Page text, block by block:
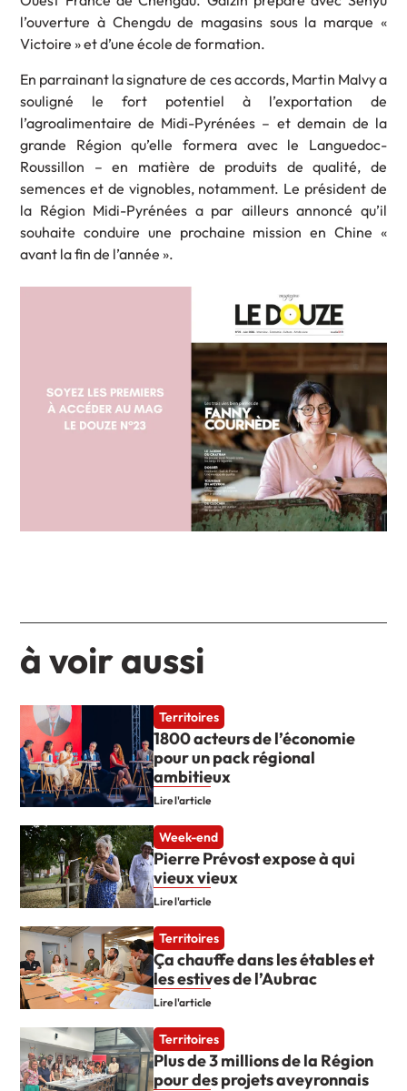
l’ouverture à Chengdu de magasins sous la marque «
Victoire » et d’une école de formation.
En parrainant la signature de ces accords, Martin Malvy a
souligné le fort potentiel à l’exportation de
l’agroalimentaire de Midi-Pyrénées – et demain de la
grande Région qu’elle formera avec le Languedoc-
Roussillon – en matière de produits de qualité, de
semences et de vignobles, notamment. Le président de
la Région Midi-Pyrénées a par ailleurs annoncé qu’il
souhaite conduire une prochaine mission en Chine «
avant la fin de l’année ».
à voir aussi
Territoires
1800 acteurs de l’économie
pour un pack régional
ambitieux
Lire l'article
Week-end
Pierre Prévost expose à qui
vieux vieux
Lire l'article
Territoires
Ça chauffe dans les étables et
les estives de l’Aubrac
Lire l'article
Territoires
Plus de 3 millions de la Région
pour des projets aveyronnais